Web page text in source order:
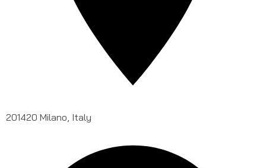
201420 Milano, Italy